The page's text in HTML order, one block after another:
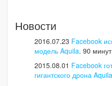
Новости
2016.07.23 Facebook
модель Aquila. 90
2015.08.01 Facebook
гигантского дрона